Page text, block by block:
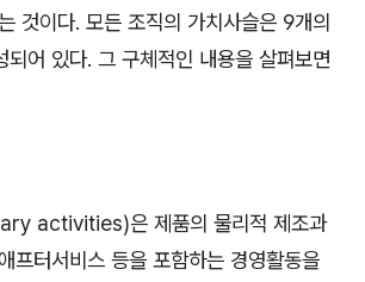
것이다. 모든 조직의 가치사슬은 9개의
되어 있다. 그 구체적인 내용을 살펴보면
activities)은 제품의 물리적 제조과
애프터서비스 등을 포함하는 경영활동을